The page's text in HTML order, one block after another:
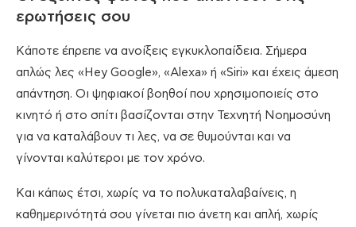
ερωτήσεις σου
Κάποτε έπρεπε να ανοίξεις εγκυκλοπαίδεια. Σήμερα
απλώς λες «Hey Google», «Alexa» ή «Siri» και έχεις άμεση
απάντηση. Οι ψηφιακοί βοηθοί που χρησιμοποιείς στο
κινητό ή στο σπίτι βασίζονται στην Τεχνητή Νοημοσύνη
για να καταλάβουν τι λες, να σε θυμούνται και να
γίνονται καλύτεροι με τον χρόνο.
Και κάπως έτσι, χωρίς να το πολυκαταλαβαίνεις, η
καθημερινότητά σου γίνεται πιο άνετη και απλή, χωρίς